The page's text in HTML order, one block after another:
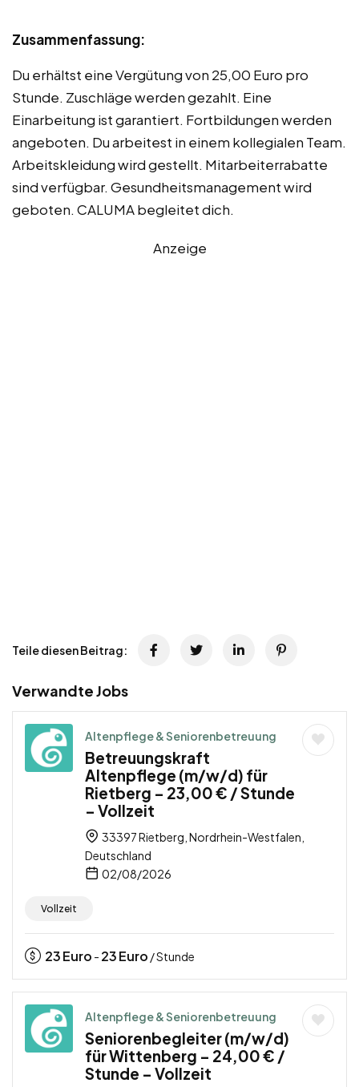
Zusammenfassung:
Du erhältst eine Vergütung von 25,00 Euro pro
Stunde. Zuschläge werden gezahlt. Eine
Einarbeitung ist garantiert. Fortbildungen werden
angeboten. Du arbeitest in einem kollegialen Team.
Arbeitskleidung wird gestellt. Mitarbeiterrabatte
sind verfügbar. Gesundheitsmanagement wird
geboten. CALUMA begleitet dich.
Anzeige
Teile diesen Beitrag:
Verwandte Jobs
Altenpflege & Seniorenbetreuung
Betreuungskraft
Altenpflege (m/w/d) für
Rietberg – 23,00 € / Stunde
– Vollzeit
33397 Rietberg, Nordrhein-Westfalen,
Deutschland
02/08/2026
Vollzeit
23Euro - 23Euro / Stunde
Altenpflege & Seniorenbetreuung
Seniorenbegleiter (m/w/d)
für Wittenberg – 24,00 € /
Stunde – Vollzeit